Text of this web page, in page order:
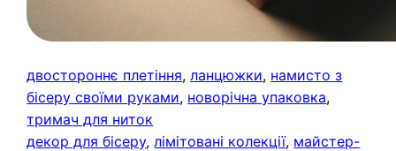
двостороннє плетіння, ланцюжки, намисто з
бісеру своїми руками, новорічна упаковка
тримач для ниток
декор для бісеру, лімітовані колекції, майстер-